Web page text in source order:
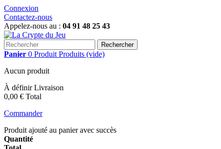
Connexion
Contactez-nous
Appelez-nous au : 04 91 48 25 43
Rechercher
Panier 0 Produit Produits (vide)
Aucun produit
À définirLivraison
0,00 € Total
Commander
Produit ajouté au panier avec succès
Quantité